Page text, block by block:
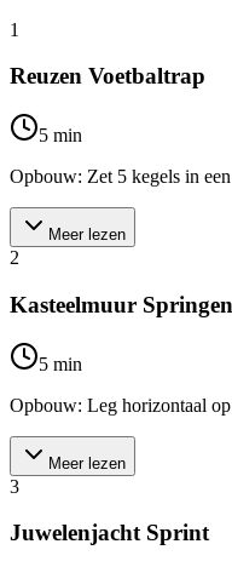
1
Reuzen Voetbaltrap
5 min
Opbouw: Zet 5 kegels in
Meer lezen
2
Kasteelmuur Springen
5 min
Opbouw: Leg horizontaal
Meer lezen
3
Juwelenjacht Sprint